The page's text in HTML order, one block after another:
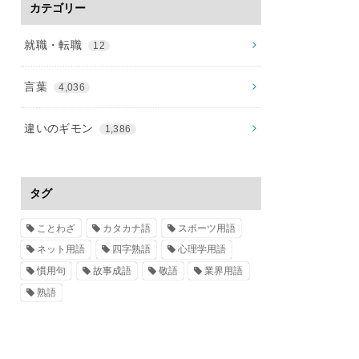
カテゴリー
就職・転職 12
言葉 4,036
違いのギモン 1,386
タグ
ことわざ カタカナ語
スポーツ用語
ネット用語
四字熟語
心理学用語
慣用句
故事成語 敬語
業界用語
熟語